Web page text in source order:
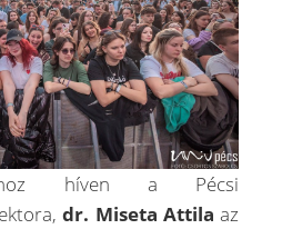
híven a Pécsi
dr. Miseta Attila az